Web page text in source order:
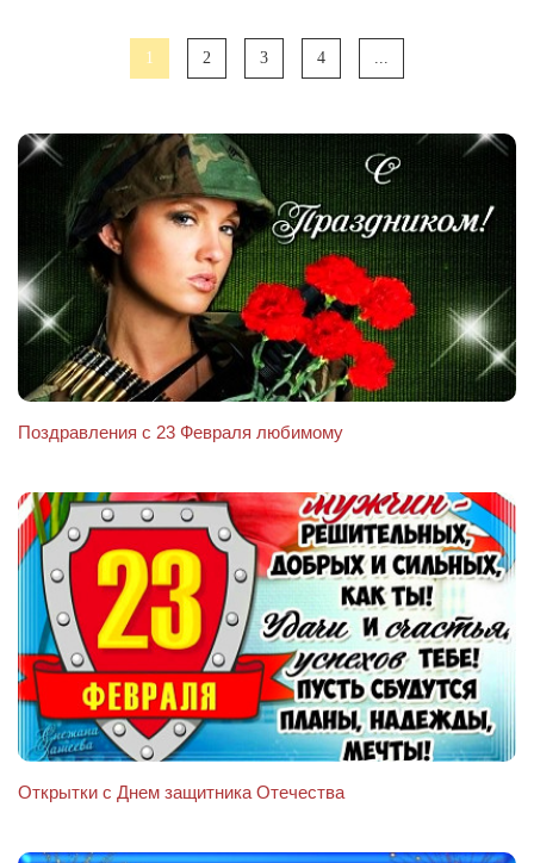
1 2 3 4
Поздравления с 23 Февраля любимому
Открытки с Днем защитника Отечества